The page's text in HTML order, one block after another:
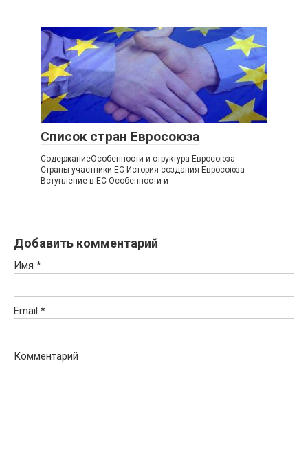
Список стран Евросоюза
СодержаниеОсобенности и структура Евросоюза
Страны-участники ЕС История создания Евросоюза
Вступление в ЕС Особенности и
Добавить комментарий
Имя *
Email *
Комментарий